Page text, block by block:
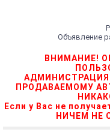
Объявление
ВНИМАНИЕ!
АДМИНИСТРАЦИЯ
ПРОДАВАЕМОМУ
Если у Вас не
НИЧЕМ НЕ